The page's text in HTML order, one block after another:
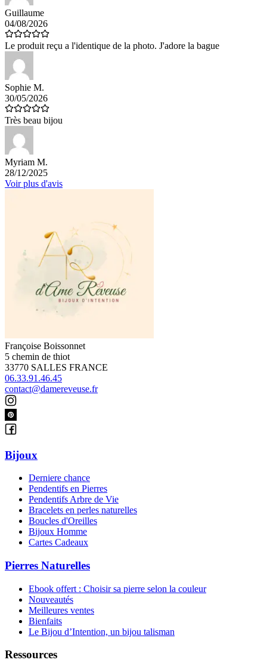
Guillaume
04/08/2026
Le produit reçu a l'identique de la photo. J'adore la bague
Sophie M.
30/05/2026
Très beau bijou
Myriam M.
28/12/2025
Voir plus d'avis
Françoise Boissonnet
5 chemin de thiot
33770 SALLES FRANCE
06.33.91.46.45
contact@damereveuse.fr
Bijoux
Derniere chance
Pendentifs en Pierres
Pendentifs Arbre de Vie
Bracelets en perles naturelles
Boucles d'Oreilles
Bijoux Homme
Cartes Cadeaux
Pierres Naturelles
Ebook offert : Choisir sa pierre selon la couleur
Nouveautés
Meilleures ventes
Bienfaits
Le Bijou d’Intention, un bijou talisman
Ressources